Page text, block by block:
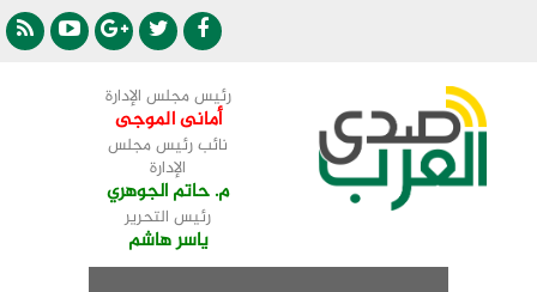
رئيس مجلس الإدارة
أمانى الموجى
نائب رئيس مجلس
الإدارة
م. حاتم الجوهري
رئيس التحرير
ياسر هاشم